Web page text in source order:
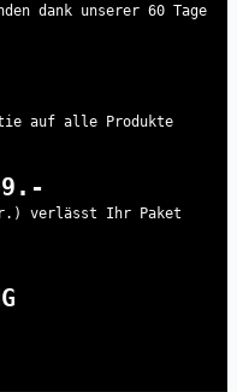
dank unserer 60 Tage
auf alle Produkte
verlässt Ihr Paket